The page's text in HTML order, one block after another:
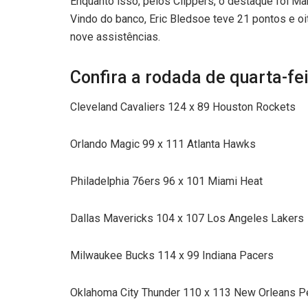
Vindo do banco, Eric Bledsoe teve 21 pontos e
nove assistências.
Confira a rodada de quarta-
Cleveland Cavaliers 124 x 89 Houston Rockets
Orlando Magic 99 x 111 Atlanta Hawks
Philadelphia 76ers 96 x 101 Miami Heat
Dallas Mavericks 104 x 107 Los Angeles Lakers
Milwaukee Bucks 114 x 99 Indiana Pacers
Oklahoma City Thunder 110 x 113 New Orleans